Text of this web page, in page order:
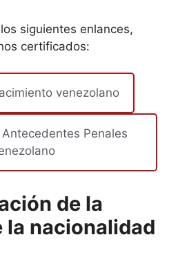
siguientes enlances,
certificados:
venezolano
Penales
de la
nacionalidad